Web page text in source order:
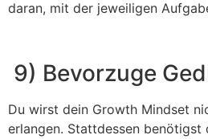
daran, mit der jeweiligen
9) Bevorzuge
Du wirst dein Growth Mindset
erlangen. Stattdessen benötigst